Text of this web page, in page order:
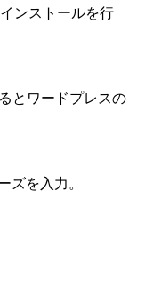
ンストールを行
とワードプレスの
ズを入力。